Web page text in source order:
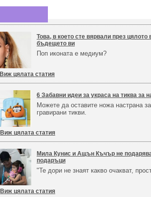
Това, в което сте вярвали през
бъдещето ви
Поп иконата е медиум?
Виж цялата статия
6 Забавни идеи за украса на тиква за
Можете да оставите ножа настрана
гравирани тикви.
Виж цялата статия
Мила Кунис и Ащън Къчър не
подаръци
"Те дори не знаят какво очакват,
Виж цялата статия